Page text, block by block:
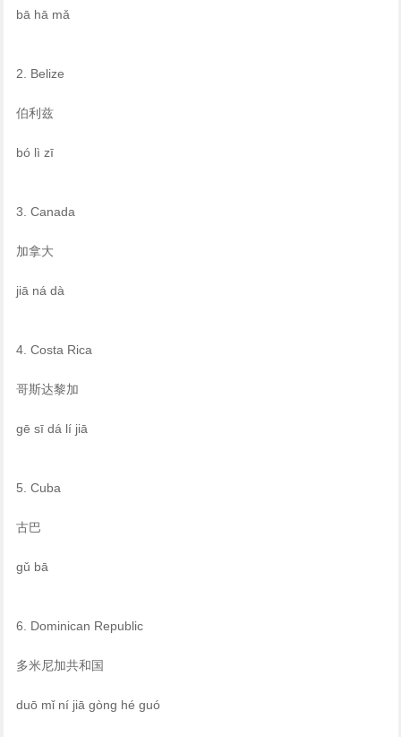
bā hā mǎ
2. Belize
伯利兹
bó lì zī
3. Canada
加拿大
jiā ná dà
4. Costa Rica
哥斯达黎加
gē sī dá lí jiā
5. Cuba
古巴
gǔ bā
6. Dominican Republic
多米尼加共和国
duō mǐ ní jiā gòng hé guó